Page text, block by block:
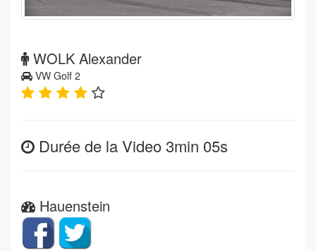
WOLK Alexander
VW Golf 2
Durée de la Video 3min 05s
Hauenstein